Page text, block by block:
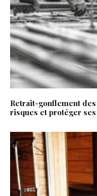
Retrait-gonflement
risques et protéger